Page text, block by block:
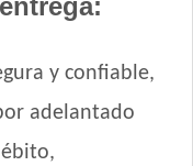
y confiable,
adelantado